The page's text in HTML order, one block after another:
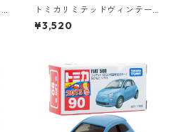
トミカリミテッドヴィンテー
ジ LV-46b プリンス スカイラ
イン デラックス #10212751
¥3,520